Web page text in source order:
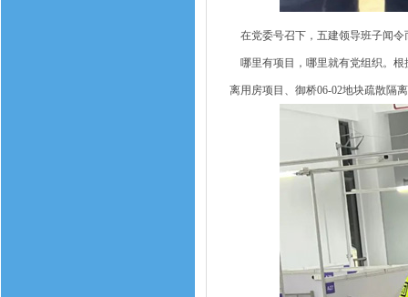
在党委号召下，五建领导班子闻令
哪里有项目，哪里就有党组织。根
离用房项目、御桥06-02地块疏散隔